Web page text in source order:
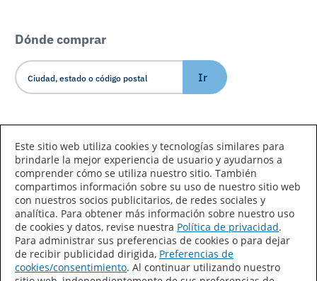
Dónde comprar
Ir
Declaración de accesibilidad
Mapa del sitio
Términos de uso
Privacidad
Este sitio web utiliza cookies y tecnologías similares para
brindarle la mejor experiencia de usuario y ayudarnos a
comprender cómo se utiliza nuestro sitio. También
compartimos información sobre su uso de nuestro sitio web
con nuestros socios publicitarios, de redes sociales y
analítica. Para obtener más información sobre nuestro uso
de cookies y datos, revise nuestra Política de privacidad.
Para administrar sus preferencias de cookies o para dejar
de recibir publicidad dirigida, Preferencias de
cookies/consentimiento. Al continuar utilizando nuestro